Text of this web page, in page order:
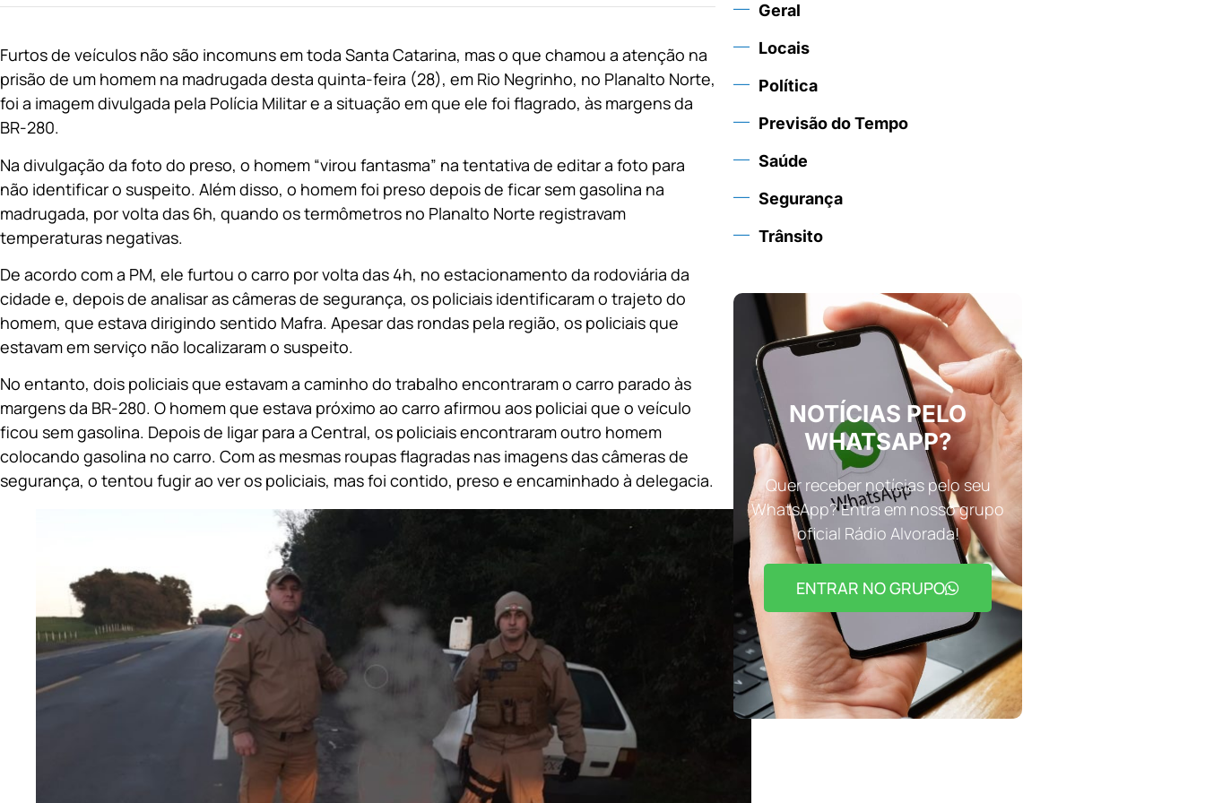
Furtos de veículos não são incomuns em toda Santa Catarina, mas o que chamou a atenção na
prisão de um homem na madrugada desta quinta-feira (28), em Rio Negrinho, no Planalto Norte,
foi a imagem divulgada pela Polícia Militar e a situação em que ele foi flagrado, às margens da
BR-280.
Na divulgação da foto do preso, o homem “virou fantasma” na tentativa de editar a foto para
não identificar o suspeito. Além disso, o homem foi preso depois de ficar sem gasolina na
madrugada, por volta das 6h, quando os termômetros no Planalto Norte registravam
temperaturas negativas.
De acordo com a PM, ele furtou o carro por volta das 4h, no estacionamento da rodoviária da
cidade e, depois de analisar as câmeras de segurança, os policiais identificaram o trajeto do
homem, que estava dirigindo sentido Mafra. Apesar das rondas pela região, os policiais que
estavam em serviço não localizaram o suspeito.
No entanto, dois policiais que estavam a caminho do trabalho encontraram o carro parado às
margens da BR-280. O homem que estava próximo ao carro afirmou aos policiai que o veículo
ficou sem gasolina. Depois de ligar para a Central, os policiais encontraram outro homem
colocando gasolina no carro. Com as mesmas roupas flagradas nas imagens das câmeras de
segurança, o tentou fugir ao ver os policiais, mas foi contido, preso e encaminhado à delegacia.
Geral
Locais
Política
Previsão do Tempo
Saúde
Segurança
Trânsito
NOTÍCIAS PELO
WHATSAPP?
Quer receber notícias pelo seu
WhatsApp? Entra em nosso grupo
oficial Rádio Alvorada!
ENTRAR NO GRUPO